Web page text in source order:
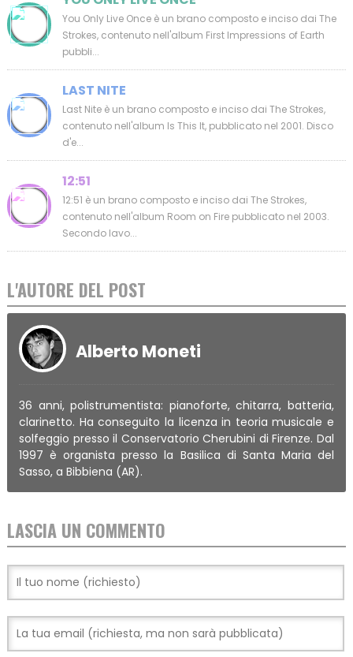
You Only Live Once è un brano composto e inciso dai The
Strokes, contenuto nell'album First Impressions of Earth
pubbli...
LAST NITE
Last Nite è un brano composto e inciso dai The Strokes,
contenuto nell'album Is This It, pubblicato nel 2001. Disco
d'e...
12:51
12:51 è un brano composto e inciso dai The Strokes,
contenuto nell'album Room on Fire pubblicato nel 2003.
Secondo lavo...
L'AUTORE DEL POST
Alberto Moneti
36 anni, polistrumentista: pianoforte, chitarra, batteria,
clarinetto. Ha conseguito la licenza in teoria musicale e
solfeggio presso il Conservatorio Cherubini di Firenze. Dal
1997 è organista presso la Basilica di Santa Maria del
Sasso, a Bibbiena (AR).
LASCIA UN COMMENTO